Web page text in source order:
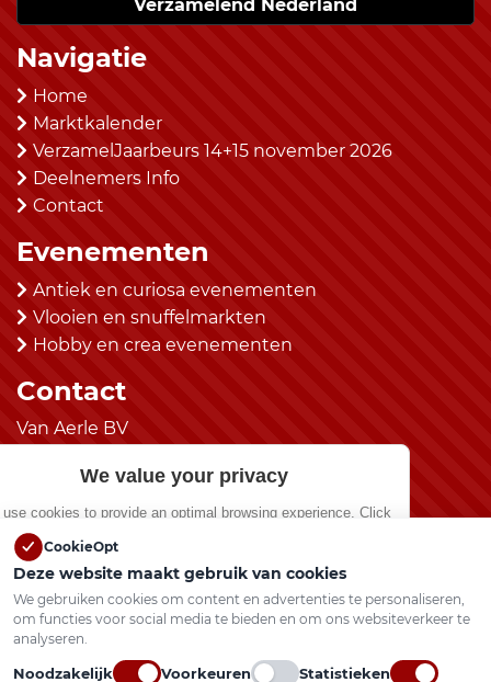
Verzamelend Nederland
Navigatie
Home
Marktkalender
VerzamelJaarbeurs 14+15 november 2026
Deelnemers Info
Contact
Evenementen
Antiek en curiosa evenementen
Vlooien en snuffelmarkten
Hobby en crea evenementen
Contact
Van Aerle BV
kantoor@vanaerlebv.nl
Social Media
Vlooienmarkten.nl © 2026 Alle rechten
voorbehouden.
We value your privacy
use cookies to provide an optimal browsing experience. Click
Show preferences
CookieOpt
Deze website maakt gebruik van cookies
We gebruiken cookies om content en advertenties te personaliseren,
om functies voor social media te bieden en om ons websiteverkeer te
analyseren.
Noodzakelijk Voorkeuren Statistieken